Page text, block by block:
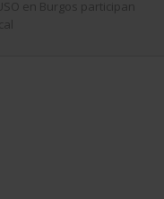
en Burgos participan